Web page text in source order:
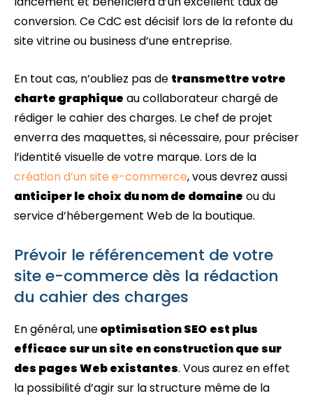
conversion. Ce CdC est décisif lors de la refonte du
site vitrine ou business d’une entreprise.
En tout cas, n’oubliez pas de transmettre votre
charte graphique au collaborateur chargé de
rédiger le cahier des charges. Le chef de projet
enverra des maquettes, si nécessaire, pour préciser
l’identité visuelle de votre marque. Lors de la
création d’un site e-commerce, vous devrez aussi
anticiper le choix du nom de domaine ou du
service d’hébergement Web de la boutique.
Prévoir le référencement de votre
site e-commerce dès la rédaction
du cahier des charges
En général, uneoptimisation SEO est plus
efficace sur un site en construction que sur
des pages Web existantes. Vous aurez en effet
la possibilité d’agir sur la structure même de la